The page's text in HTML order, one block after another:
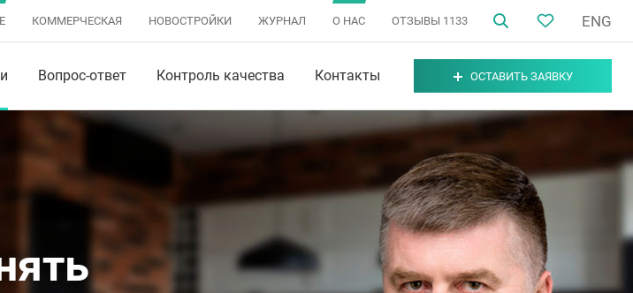
КОММЕРЧЕСКАЯ НОВОСТРОЙКИ ЖУРНАЛ О НАС ОТЗЫВЫ 1133 ENG
Вопрос-ответ Контроль качества Контакты ОСТАВИТЬ ЗАЯВКУ